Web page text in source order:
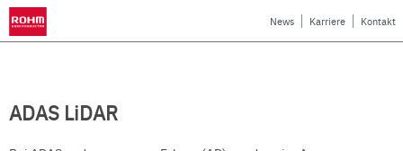
News Karriere Kontakt
ADAS LiDAR